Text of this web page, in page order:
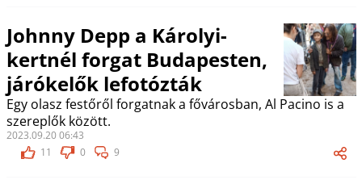
Johnny Depp a Károlyi-
kertnél forgat Budapesten,
járókelők lefotózták
Egy olasz festőről forgatnak a fővárosban, Al Pacino is a
szereplők között.
2023.09.20 06:43
11
0 9